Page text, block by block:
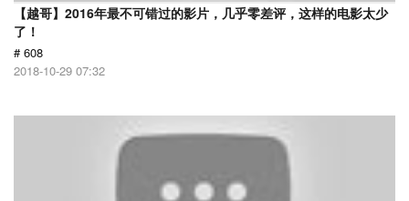
【越哥】2016年最不可错过的影片，几乎零差评，这样的电影太少
了！
# 608
2018-10-29 07:32